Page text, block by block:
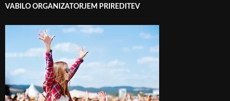
VABILO ORGANIZATORJEM PRIREDITEV